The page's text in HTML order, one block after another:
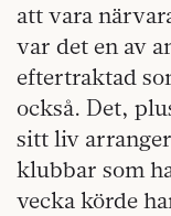
att vara
var det en av
eftertraktad
också. Det,
sitt liv
klubbar som
vecka körde